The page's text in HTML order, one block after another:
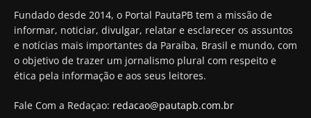
Hugo Motta retira projeto que permitia bancos
"confiscar" dinheiro de clientes
01:49
Descaso da gestão Panta deixa crianças e
professoras 'ilhadas' em creche
00:16
Fundado desde 2014, o Portal PautaPB tem a missão de
informar, noticiar, divulgar, relatar e esclarecer os assuntos
e notícias mais importantes da Paraíba, Brasil e mundo, com
o objetivo de trazer um jornalismo plural com respeito e
ética pela informação e aos seus leitores.
Fale Com a Redaçao: redacao@pautapb.com.br